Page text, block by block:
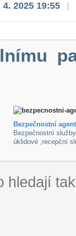
4. 2025 19:55
Bezpečnostní
Bezpečnostní
úklidové ,recepční
hledají